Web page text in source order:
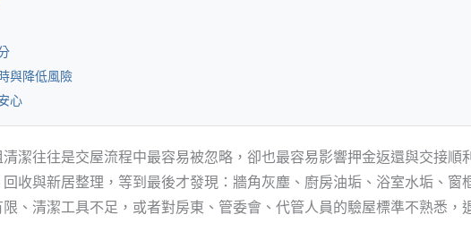
與降低風險
心
潔往往是交屋流程中最容易被忽略，卻也最容易影響押金返還與交接順
收與新居整理，等到最後才發現：牆角灰塵、廚房油垢、浴室水垢、窗
、清潔工具不足，或者對房東、管委會、代管人員的驗屋標準不熟悉，